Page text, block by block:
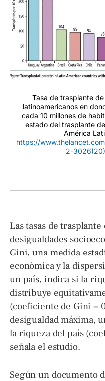
Tasa de trasplante
latinoamericanos en
cada 10 millones de
estado del trasplante
América
https://
2-
Las tasas de
desigualdades
Gini, una medida
económica y la
un país, indica si la
distribuye
(coeficiente de Gini =
desigualdad máxima,
la riqueza del país
señala el estudio.
Según un documento